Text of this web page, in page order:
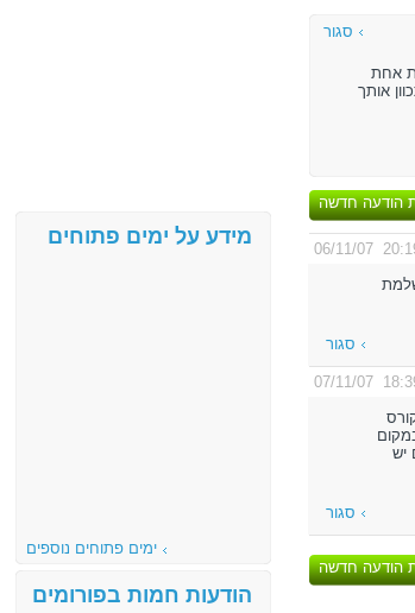
אחת
אותך
סגור
הודעה חדשה
20:19 06/
סגור
18:39 07/
יש
סגור
הודעה חדשה
מידע על ימים פתוחים
ימים פתוחים נוספים
הודעות חמות בפורומים